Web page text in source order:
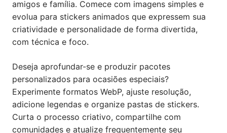
amigos e família. Comece com imagens simples e
evolua para stickers animados que expressem sua
criatividade e personalidade de forma divertida,
com técnica e foco.
Deseja aprofundar-se e produzir pacotes
personalizados para ocasiões especiais?
Experimente formatos WebP, ajuste resolução,
adicione legendas e organize pastas de stickers.
Curta o processo criativo, compartilhe com
comunidades e atualize frequentemente seu